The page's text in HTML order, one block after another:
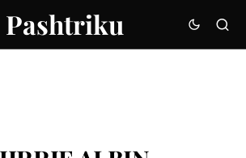
Pashtriku